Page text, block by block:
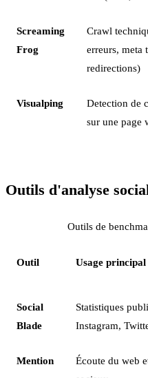
Screaming
Frog
Crawl
erreurs, meta
redirections)
Visualping
Detection de
sur une page
Outils d'analyse
Outils de
Outil Usage principal
Social
Blade
Statistiques
Instagram,
Mention
Écoute du web